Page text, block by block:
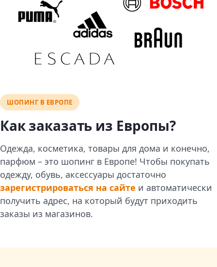
ШОПИНГ В ЕВРОПЕ
Как заказать из Европы?
Одежда, косметика, товары для дома и конечно,
парфюм – это шопинг в Европе! Чтобы покупать
одежду, обувь, аксессуары достаточно
зарегистрироваться на сайте и автоматически
получить адрес, на который будут приходить
заказы из магазинов.